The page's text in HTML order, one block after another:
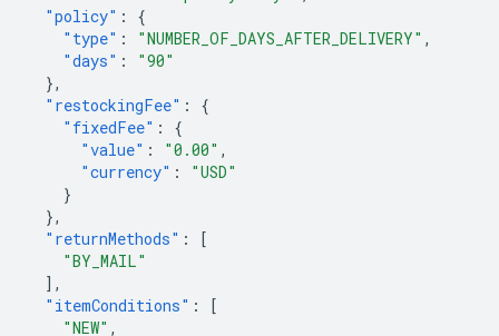
"policy" :
{
"type" : "NUMBER_OF_DAYS_AFTER_DELIVERY" ,
"days" :
"90"
},
"restockingFee" :
{
"fixedFee" :
{
"value" : "0.00" ,
"currency" :
"USD"
}
},
"returnMethods" :
[
"BY_MAIL"
],
"itemConditions" :
[
"NEW" ,